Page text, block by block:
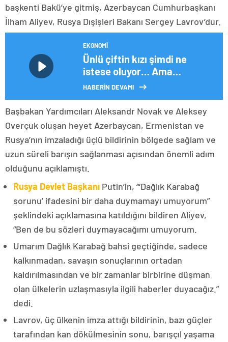
başkenti Bakü’ye gitmiş, Azerbaycan Cumhurbaşkanı
İlham Aliyev, Rusya Dışişleri Bakanı Sergey Lavrov’dur.
EKONOMI
Ünlü çiftin kızı şimdi ne
istese oluyor… Ama
büyüyünce çalışmazsa tek
Çocuklara miras yok!
HABERİN DEVAMI
Başbakan Yardımcıları Aleksandr Novak ve Aleksey
Overçuk oluşan heyet Azerbaycan, Ermenistan ve
Rusya’nın imzaladığı üçlü bildirinin bölgede sağlam ve
uzun süreli barışın sağlanması açısından önemli adım
olduğunu açıklamıştı.
Rusya Devlet Başkanı Putin’in, “‘Dağlık Karabağ
sorunu’ ifadesini bir daha duymamayı umuyorum”
şeklindeki açıklamasına katıldığını bildiren Aliyev,
“Ben de bu sözleri duymayacağımı umuyorum.
Umarım Dağlık Karabağ bahsi geçtiğinde, sadece
kalkınmadan, savaşın sonuçlarının ortadan
kaldırılmasından ve bir zamanlar birbirine düşman
olan ülkelerin uzlaşmasıyla ilgili haberler duyacağız.”
dedi.
Lavrov, üç ülkenin imza attığı bildirinin, bazı güçler
tarafından kan dökülmesinin sonu, barışçıl yaşama